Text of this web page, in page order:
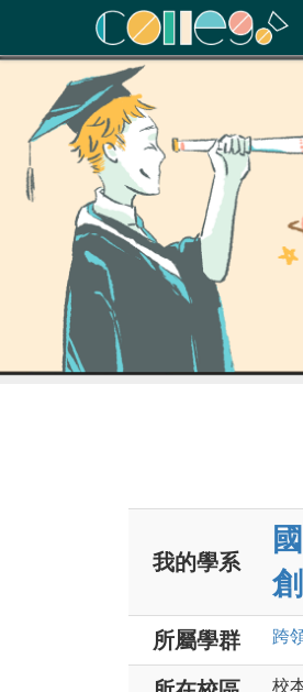
ColleGo! 大學選才與高中育
我的學系
所屬學群 跨
校